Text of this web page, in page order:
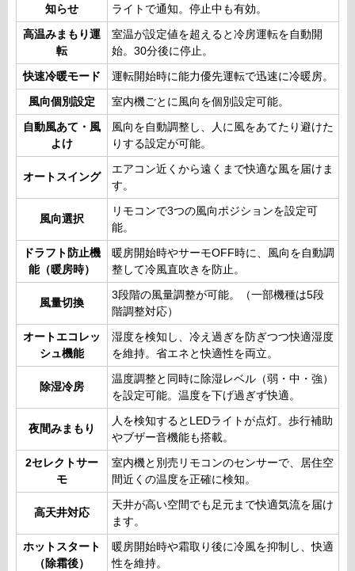
知らせ
ライトで通知。停止中も有効。
高温みまもり運
転
室温が設定値を超えると冷房運転を自動開
始。30分後に停止。
快速冷暖モード 運転開始時に能力優先運転で迅速に冷暖房。
風向個別設定 室内機ごとに風向を個別設定可能。
自動風あて・風
よけ
風向を自動調整し、人に風をあてたり避けた
りする設定が可能。
オートスイング
エアコン近くから遠くまで快適な風を届けま
す。
風向選択
リモコンで3つの風向ポジションを設定可
能。
ドラフト防止機
能（暖房時）
暖房開始時やサーモOFF時に、風向を自動調
整して冷風直吹きを防止。
風量切換
3段階の風量調整が可能。（一部機種は5段
階調整対応）
オートエコレッ
シュ機能
湿度を検知し、冷え過ぎを防ぎつつ快適湿度
を維持。省エネと快適性を両立。
除湿冷房
温度調整と同時に除湿レベル（弱・中・強）
を設定可能。温度を下げ過ぎず快適。
夜間みまもり
人を検知するとLEDライトが点灯。歩行補助
やブザー音機能も搭載。
2セレクトサー
モ
室内機と別売リモコンのセンサーで、居住空
間近くの温度を正確に検知。
高天井対応
天井が高い空間でも足元まで快適気流を届け
ます。
ホットスタート
（除霜後）
暖房開始時や霜取り後に冷風を抑制し、快適
性を維持。